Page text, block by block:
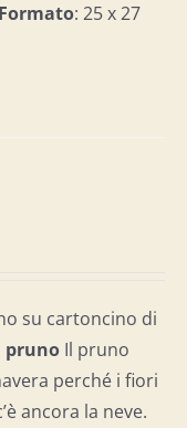
Formato: 25 x 27
su cartoncino di
pruno Il pruno
perché i fiori
ancora la neve.